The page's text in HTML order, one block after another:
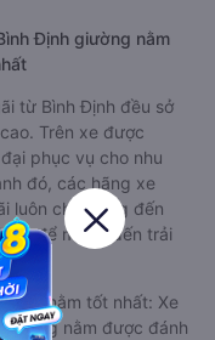
Định giường nằm
từ Bình Định đều sở
Trên xe được
phục vụ cho nhu
đó, các hãng xe
luôn chú trọng đến
để mang đến trải
nằm tốt nhất: Xe
nằm được đánh